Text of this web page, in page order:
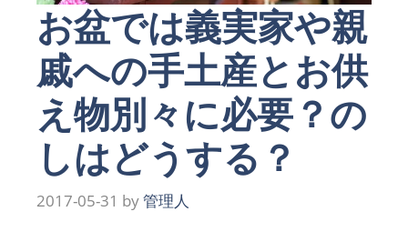
お盆では義実家や親
戚への手土産とお供
え物別々に必要？の
しはどうする？
2017-05-31 by管理人